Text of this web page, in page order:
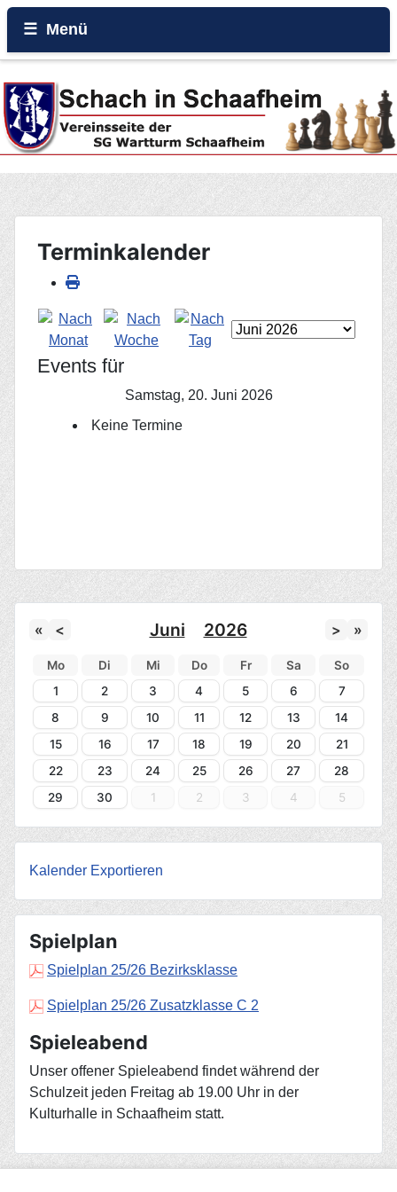
Menü
Beiträge
Galerie
« < Juni 2026 > »
Mo Di Mi Do Fr Sa
So
1
2 3 4 5 6
7
8
9 10 11 12 13
14
15
16 17 18 19 20
21
22
23 24 25 26 27
28
29
30 1 2 3 4 5
Kalender Exportieren
Spielplan
Spielplan 25/26 Bezirksklasse
Spielplan 25/26 Zusatzklasse C 2
Spieleabend
Unser offener Spieleabend findet während der
Schulzeit jeden Freitag ab 19.00 Uhr in der
Kulturhalle in Schaafheim statt.
Terminkalender
Events für
Samstag, 20. Juni 2026
Keine Termine